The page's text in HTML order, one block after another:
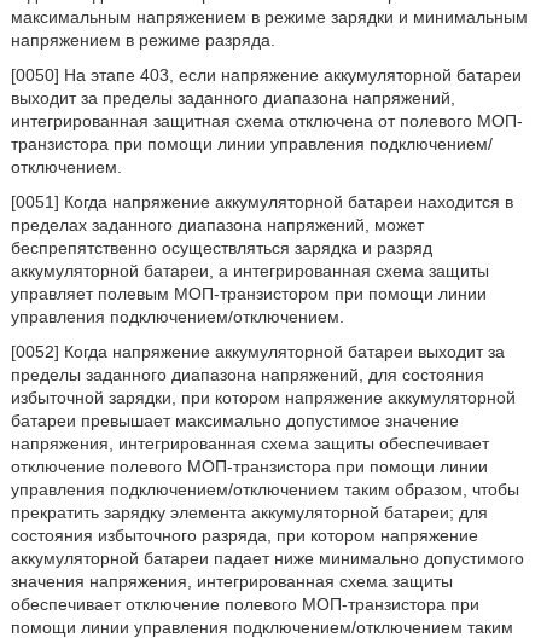
максимальным напряжением в режиме зарядки и минимальным
напряжением в режиме разряда.
[0050] На этапе 403, если напряжение аккумуляторной батареи
выходит за пределы заданного диапазона напряжений,
интегрированная защитная схема отключена от полевого МОП-
транзистора при помощи линии управления подключением/
отключением.
[0051] Когда напряжение аккумуляторной батареи находится в
пределах заданного диапазона напряжений, может
беспрепятственно осуществляться зарядка и разряд
аккумуляторной батареи, а интегрированная схема защиты
управляет полевым МОП-транзистором при помощи линии
управления подключением/отключением.
[0052] Когда напряжение аккумуляторной батареи выходит за
пределы заданного диапазона напряжений, для состояния
избыточной зарядки, при котором напряжение аккумуляторной
батареи превышает максимально допустимое значение
напряжения, интегрированная схема защиты обеспечивает
отключение полевого МОП-транзистора при помощи линии
управления подключением/отключением таким образом, чтобы
прекратить зарядку элемента аккумуляторной батареи; для
состояния избыточного разряда, при котором напряжение
аккумуляторной батареи падает ниже минимально допустимого
значения напряжения, интегрированная схема защиты
обеспечивает отключение полевого МОП-транзистора при
помощи линии управления подключением/отключением таким